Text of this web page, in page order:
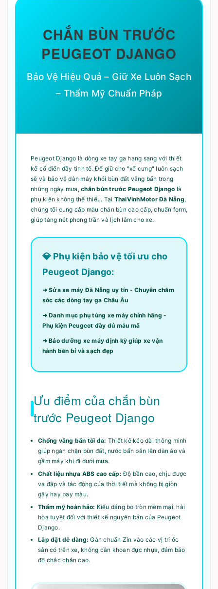
CHẮN BÙN TRƯỚC
PEUGEOT DJANGO
Bảo Vệ Hiệu Quả – Giữ Xe Luôn Sạch
– Thẩm Mỹ Chuẩn Pháp
Peugeot Django là dòng xe tay ga hạng sang với thiết
kế cổ điển đầy tinh tế. Để giữ cho "xế cưng" luôn sạch
sẽ và bảo vệ dàn máy khỏi bùn đất văng bẩn trong
những ngày mưa, chắn bùn trước Peugeot Django là
phụ kiện không thể thiếu. Tại ThaiVinhMotor Đà Nẵng,
chúng tôi cung cấp mẫu chắn bùn cao cấp, chuẩn form,
giúp tăng nét phong trần và lịch lãm cho xe.
💎 Phụ kiện bảo vệ tối ưu cho
Peugeot Django:
➜ Sửa xe máy Đà Nẵng uy tín - Chuyên chăm
sóc các dòng tay ga Châu Âu
➜ Danh mục phụ tùng xe máy chính hãng -
Phụ kiện Peugeot đầy đủ mẫu mã
➜ Bảo dưỡng xe máy định kỳ giúp xe vận
hành bền bỉ và sạch đẹp
Ưu điểm của chắn bùn
trước Peugeot Django
Chống văng bẩn tối đa: Thiết kế kéo dài thông minh
giúp ngăn chặn bùn đất, nước bẩn bắn lên dàn áo và
gầm máy khi đi dưới mưa.
Chất liệu nhựa ABS cao cấp: Độ bền cao, chịu được
va đập và tác động của thời tiết mà không bị giòn
gãy hay bay màu.
Thẩm mỹ hoàn hảo: Kiểu dáng bo tròn mềm mại, hài
hòa tuyệt đối với thiết kế nguyên bản của Peugeot
Django.
Lắp đặt dễ dàng: Gắn chuẩn Zin vào các vị trí ốc
sẵn có trên xe, không cần khoan đục nhựa, đảm bảo
độ chắc chắn cao.